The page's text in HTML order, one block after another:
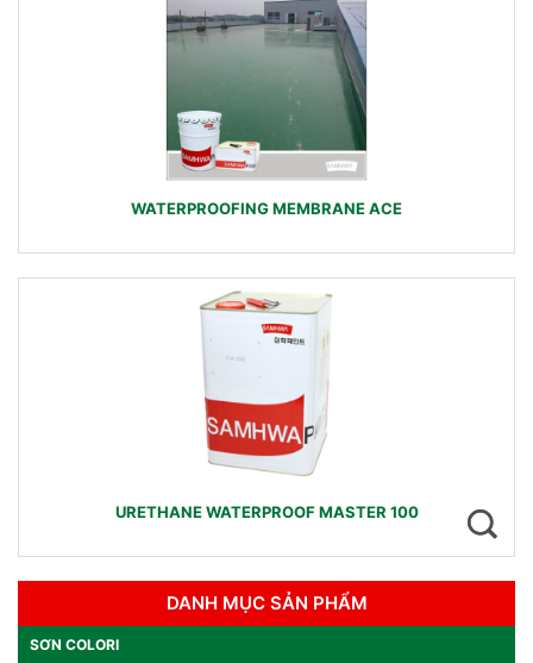
WATERPROOFING MEMBRANE ACE
URETHANE WATERPROOF MASTER 100
DANH MỤC SẢN PHẨM
SƠN COLORI